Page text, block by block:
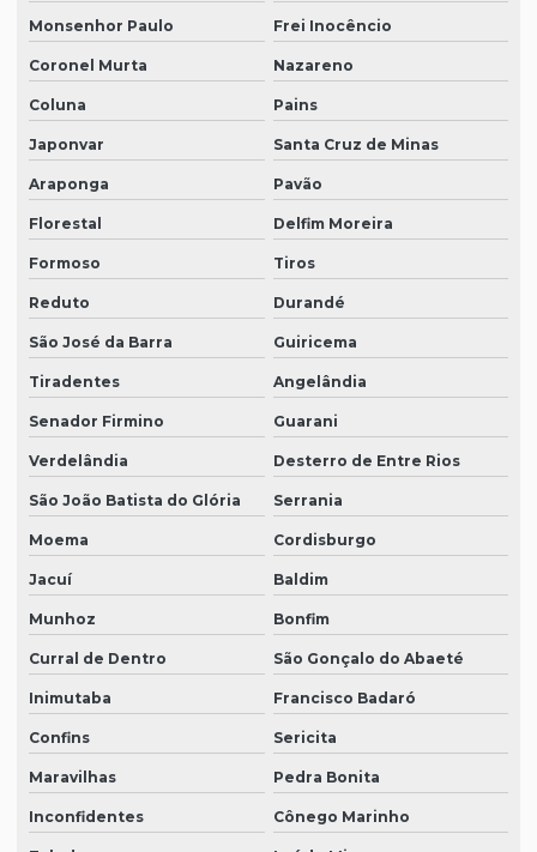
Monsenhor Paulo Frei Inocêncio
Coronel Murta Nazareno
Coluna Pains
Japonvar Santa Cruz de Minas
Araponga Pavão
Florestal Delfim Moreira
Formoso Tiros
Reduto Durandé
São José da Barra Guiricema
Tiradentes Angelândia
Senador Firmino Guarani
Verdelândia Desterro de Entre Rios
São João Batista do Glória Serrania
Moema Cordisburgo
Jacuí Baldim
Munhoz Bonfim
Curral de Dentro São Gonçalo do Abaeté
Inimutaba Francisco Badaró
Confins Sericita
Maravilhas Pedra Bonita
Inconfidentes Cônego Marinho